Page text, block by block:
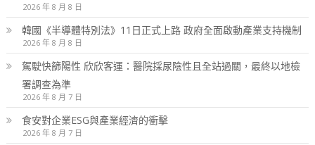
2026 年 8 月 8 日
韓國《半導體特別法》11日正式上路 政府全面啟動產業支持機制
2026 年 8 月 8 日
駕駛快篩陽性 欣欣客運：醫院採尿陰性且全站過關，最終以地檢
署調查為準
2026 年 8 月 7 日
食安對企業ESG與產業經濟的衝擊
2026 年 8 月 7 日